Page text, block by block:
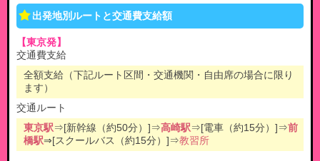
出発地別ルートと交通費支給額
【東京発】
交通費支給
全額支給（下記ルート区間・交通機関・自由席の場合に限り
ます）
交通ルート
東京駅⇒[新幹線（約50分）]⇒高崎駅⇒[電車（約15分）]⇒前
橋駅⇒[スクールバス（約15分）]⇒教習所